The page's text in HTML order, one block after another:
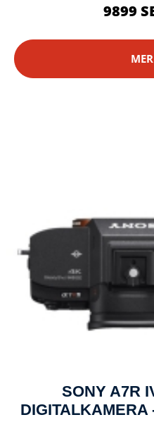
9899
SONY A7R
DIGITALKAMERA